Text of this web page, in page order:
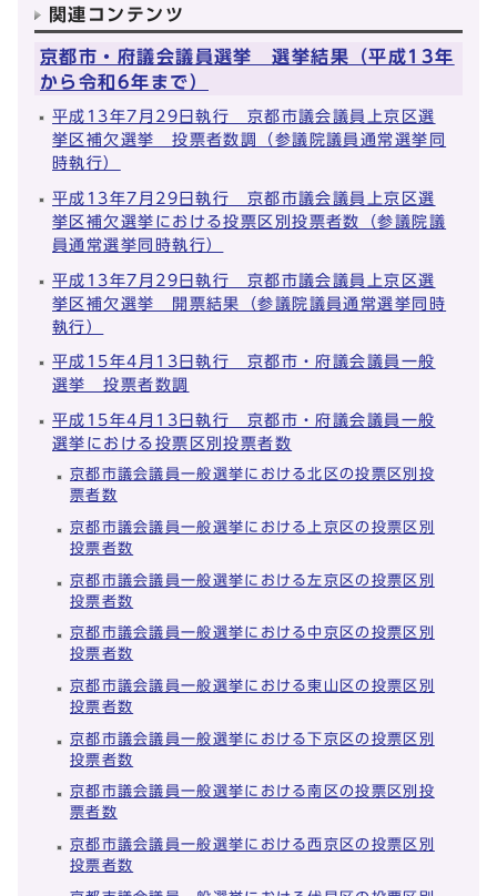
関連コンテンツ
京都市・府議会議員選挙 選挙結果（平成13年
から令和6年まで）
平成13年7月29日執行 京都市議会議員上京区選
挙区補欠選挙 投票者数調（参議院議員通常選挙同
時執行）
平成13年7月29日執行 京都市議会議員上京区選
挙区補欠選挙における投票区別投票者数（参議院議
員通常選挙同時執行）
平成13年7月29日執行 京都市議会議員上京区選
挙区補欠選挙 開票結果（参議院議員通常選挙同時
執行）
平成15年4月13日執行 京都市・府議会議員一般
選挙 投票者数調
平成15年4月13日執行 京都市・府議会議員一般
選挙における投票区別投票者数
京都市議会議員一般選挙における北区の投票区別投
票者数
京都市議会議員一般選挙における上京区の投票区別
投票者数
京都市議会議員一般選挙における左京区の投票区別
投票者数
京都市議会議員一般選挙における中京区の投票区別
投票者数
京都市議会議員一般選挙における東山区の投票区別
投票者数
京都市議会議員一般選挙における下京区の投票区別
投票者数
京都市議会議員一般選挙における南区の投票区別投
票者数
京都市議会議員一般選挙における西京区の投票区別
投票者数